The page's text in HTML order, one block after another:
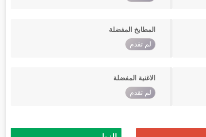
المطابخ المفضلة
لم تقدم
الاغنية المفضلة
لم تقدم